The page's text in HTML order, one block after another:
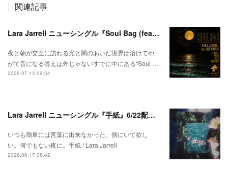
関連記事
Lara Jarrell ニューシングル『Soul Bag (feat. Def Nuts.p)』配信スタート！
夜と朝が交互に訪れる光と闇のあいだ境界は溶けてや
がて音になる答えは外じゃないすでに中にある“Soul …
2026.07.13 09:54
Lara Jarrell ニューシングル『手紙』6/22配信スタート！
いつも簡単には言葉に出来なかった。側にいて欲し
い。何でもない夜に。手紙 / Lara Jarrell
2026.06.17 08:42